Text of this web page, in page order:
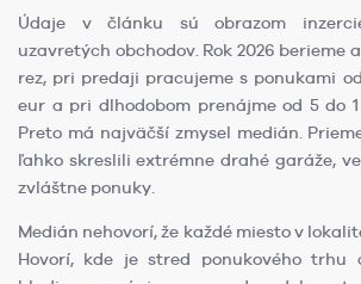
Údaje v článku sú obrazom
uzavretých obchodov. Rok 2026 berieme
rez, pri predaji pracujeme s ponukami
eur a pri dlhodobom prenájme od 5 do
Preto má najväčší zmysel medián.
ľahko skreslili extrémne drahé garáže,
zvláštne ponuky.
Medián nehovorí, že každé miesto v
Hovorí, kde je stred ponukového trhu